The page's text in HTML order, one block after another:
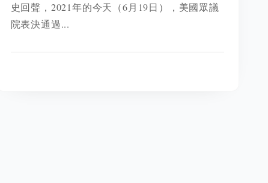
史回聲，2021年的今天（6月19日），美國眾議
院表決通過...